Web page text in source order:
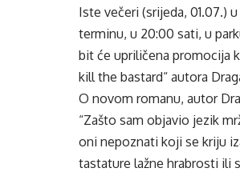
Iste večeri (srijeda, 01.07.)
terminu, u 20:00 sati, u
bit će upriličena promocija
kill the bastard“ autora
O novom romanu, autor
“Zašto sam objavio jezik
oni nepoznati koji se kriju
tastature lažne hrabrosti ili